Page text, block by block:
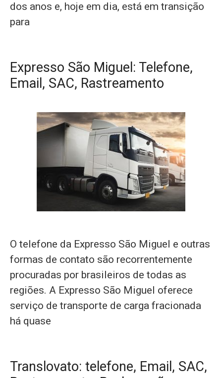
dos anos e, hoje em dia, está em transição
para
Expresso São Miguel: Telefone,
Email, SAC, Rastreamento
O telefone da Expresso São Miguel e outras
formas de contato são recorrentemente
procuradas por brasileiros de todas as
regiões. A Expresso São Miguel oferece
serviço de transporte de carga fracionada
há quase
Translovato: telefone, Email, SAC,